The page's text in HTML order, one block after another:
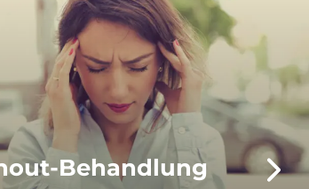
Behandlung